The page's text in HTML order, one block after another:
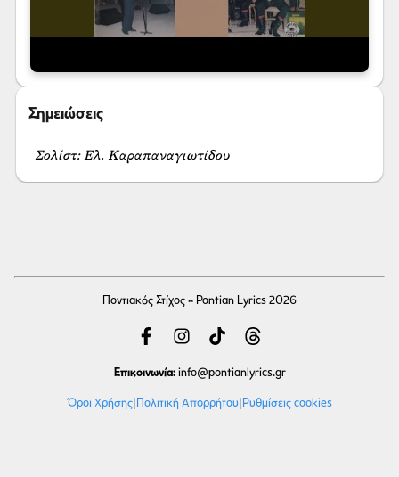
Σημειώσεις
Σολίστ: Ελ. Καραπαναγιωτίδου
Ποντιακός Στίχος - Pontian Lyrics 2026
Επικοινωνία: info@pontianlyrics.gr
Όροι Χρήσης| Πολιτική Απορρήτου| Ρυθμίσεις cookies